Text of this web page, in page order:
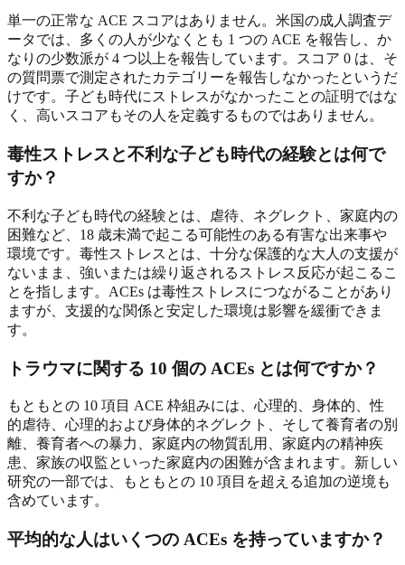
単一の正常な ACE スコアはありません。米国の成人調査デ
ータでは、多くの人が少なくとも 1 つの ACE を報告し、か
なりの少数派が 4 つ以上を報告しています。スコア 0 は、そ
の質問票で測定されたカテゴリーを報告しなかったというだ
けです。子ども時代にストレスがなかったことの証明ではな
く、高いスコアもその人を定義するものではありません。
毒性ストレスと不利な子ども時代の経験とは何で
すか？
不利な子ども時代の経験とは、虐待、ネグレクト、家庭内の
困難など、18 歳未満で起こる可能性のある有害な出来事や
環境です。毒性ストレスとは、十分な保護的な大人の支援が
ないまま、強いまたは繰り返されるストレス反応が起こるこ
とを指します。ACEs は毒性ストレスにつながることがあり
ますが、支援的な関係と安定した環境は影響を緩衝できま
す。
トラウマに関する 10 個の ACEs とは何ですか？
もともとの 10 項目 ACE 枠組みには、心理的、身体的、性
的虐待、心理的および身体的ネグレクト、そして養育者の別
離、養育者への暴力、家庭内の物質乱用、家庭内の精神疾
患、家族の収監といった家庭内の困難が含まれます。新しい
研究の一部では、もともとの 10 項目を超える追加の逆境も
含めています。
平均的な人はいくつの ACEs を持っていますか？